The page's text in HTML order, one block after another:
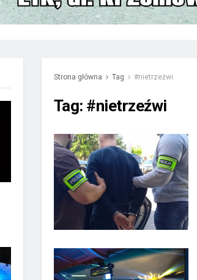
Strona główna Tag #nietrzeźwi
Tag: #nietrzeźwi